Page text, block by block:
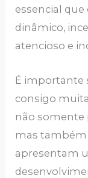
essencial
dinâmico,
atencioso e
É importante
consigo
não somente
mas também
apresentam